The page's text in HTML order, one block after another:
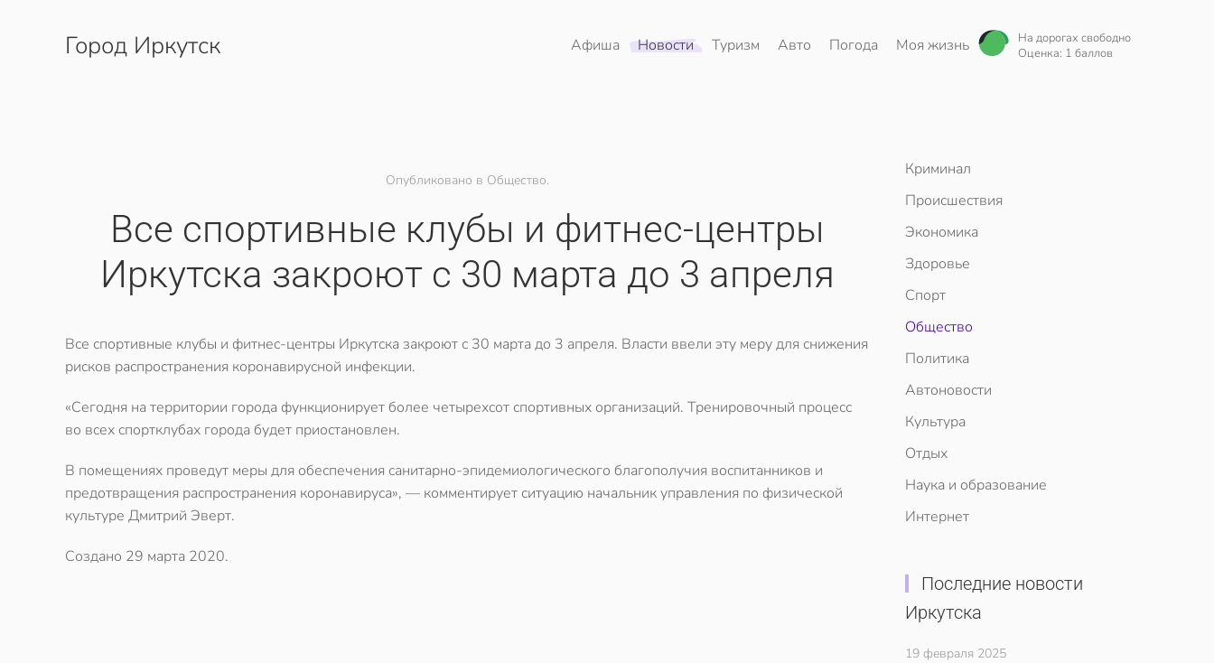
Перейти к содержимому
Город Иркутск Афиша Новости Туризм Авто Погода Моя жизнь
На дорогах свободно
Оценка: 1 баллов
Опубликовано в Общество.
​Все спортивные клубы и фитнес-центры
Иркутска закроют с 30 марта до 3 апреля
Все спортивные клубы и фитнес-центры Иркутска закроют с 30 марта до 3 апреля. Власти ввели эту меру для снижения
рисков распространения коронавирусной инфекции.
«Сегодня на территории города функционирует более четырехсот спортивных организаций. Тренировочный процесс
во всех спортклубах города будет приостановлен.
В помещениях проведут меры для обеспечения санитарно-эпидемиологического благополучия воспитанников и
предотвращения распространения коронавируса», — комментирует ситуацию начальник управления по физической
культуре Дмитрий Эверт.
Создано 29 марта 2020.
Криминал
Происшествия
Экономика
Здоровье
Спорт
Общество
Политика
Автоновости
Культура
Отдых
Наука и образование
Интернет
Последние новости
Иркутска
19 февраля 2025